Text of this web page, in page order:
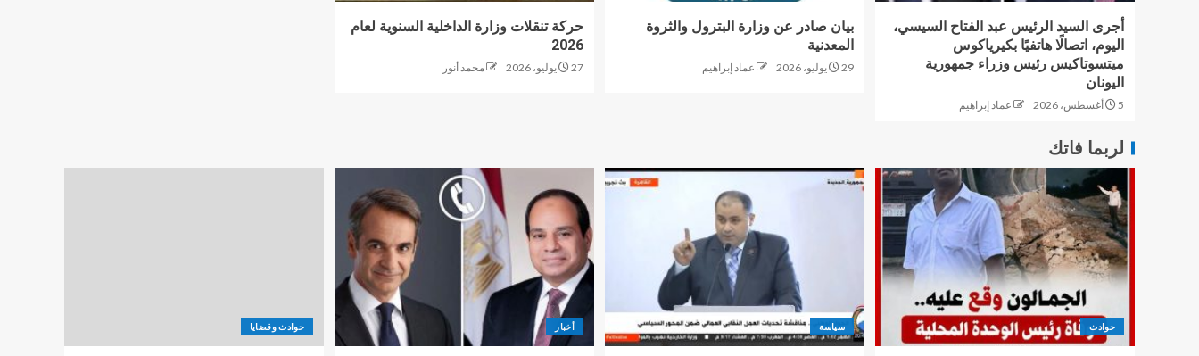
أجرى السيد الرئيس عبد الفتاح السيسي،
اليوم، اتصالًا هاتفيًا بكيرياكوس
ميتسوتاكيس رئيس وزراء جمهورية
اليونان
5 أغسطس، 2026 عماد إبراهيم
بيان صادر عن وزارة البترول والثروة
المعدنية
29 يوليو، 2026 عماد إبراهيم
حركة تنقلات وزارة الداخلية السنوية لعام
2026
27 يوليو، 2026 محمد أنور
لربما فاتك
حوادث سياسة أخبار حوادث وقضايا